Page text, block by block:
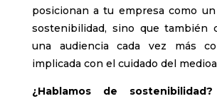
posicionan a tu empresa como
sostenibilidad, sino que también
una audiencia cada vez más
implicada con el cuidado del
¿Hablamos de